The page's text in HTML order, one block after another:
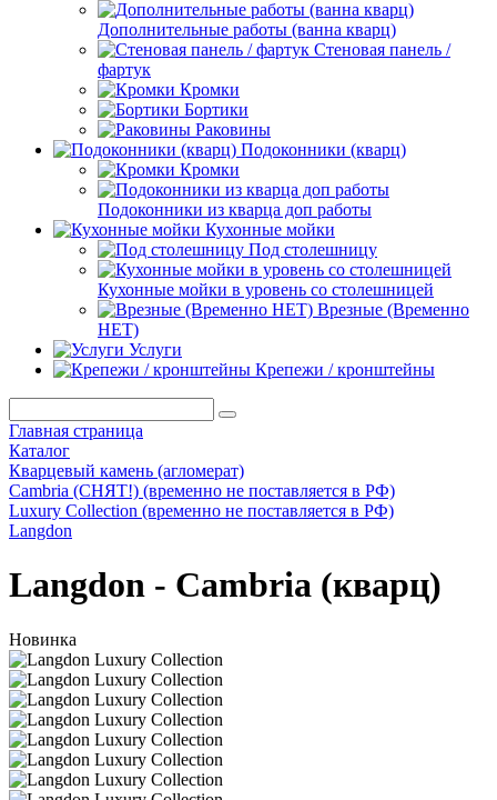
Дополнительные работы (ванна кварц)
Стеновая панель /
фартук
Кромки
Бортики
Раковины
Подоконники (кварц)
Кромки
Подоконники из кварца доп работы
Кухонные мойки
Под столешницу
Кухонные мойки в уровень со столешницей
Врезные (Временно
НЕТ)
Услуги
Крепежи / кронштейны
Главная страница
Каталог
Кварцевый камень (агломерат)
Cambria (СНЯТ!) (временно не поставляется в РФ)
Luxury Collection (временно не поставляется в РФ)
Langdon
Langdon - Cambria (кварц)
Новинка